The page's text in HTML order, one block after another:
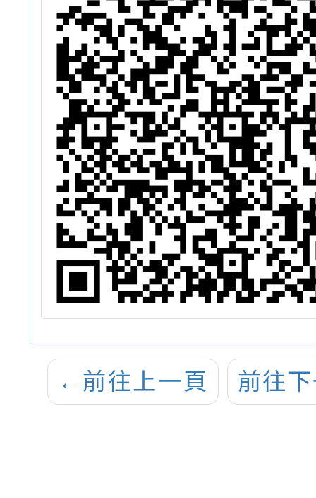
← 前往上一頁 前往